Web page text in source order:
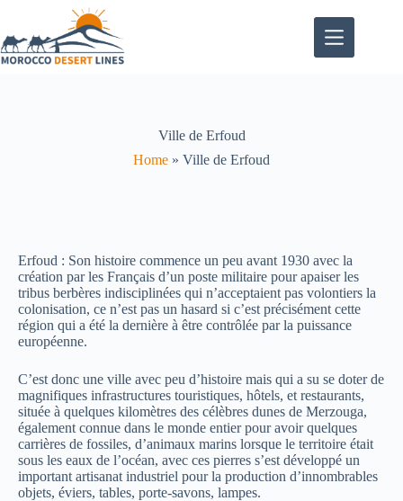
Ville de Erfoud
Home » Ville de Erfoud
Erfoud : Son histoire commence un peu avant 1930 avec la
création par les Français d’un poste militaire pour apaiser les
tribus berbères indisciplinées qui n’acceptaient pas volontiers la
colonisation, ce n’est pas un hasard si c’est précisément cette
région qui a été la dernière à être contrôlée par la puissance
européenne.
C’est donc une ville avec peu d’histoire mais qui a su se doter de
magnifiques infrastructures touristiques, hôtels, et restaurants,
située à quelques kilomètres des célèbres dunes de Merzouga,
également connue dans le monde entier pour avoir quelques
carrières de fossiles, d’animaux marins lorsque le territoire était
sous les eaux de l’océan, avec ces pierres s’est développé un
important artisanat industriel pour la production d’innombrables
objets, éviers, tables, porte-savons, lampes.